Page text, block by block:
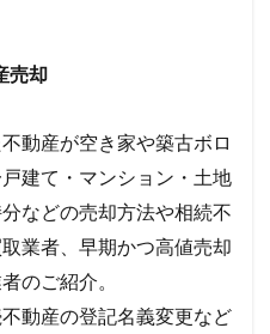
売却
動産が空き家や築古ボロ
建て・マンション・土地
などの売却方法や相続不
業者、早期かつ高値売却
のご紹介。
不動産の登記名義変更など